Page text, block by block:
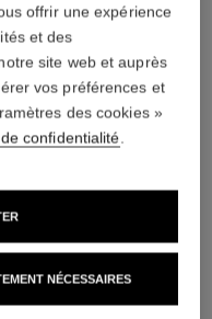
Émulsion Après Rasage
123250
78 chf
AJOUTER AU PANIER
offrir une expérience
et des
site web et auprès
vos préférences et
des cookies »
confidentialité.
NÉCESSAIRES